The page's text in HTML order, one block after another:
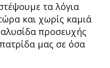
τα λόγια
και χωρίς καμιά
προσευχής
μας σε όσα